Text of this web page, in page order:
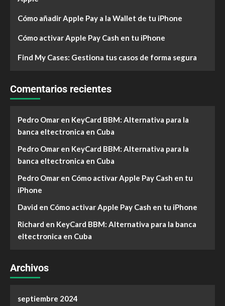
Cómo añadir Apple Pay a la Wallet de tu iPhone
Cómo activar Apple Pay Cash en tu iPhone
Find My Cases: Gestiona tus casos de forma segura
Comentarios recientes
Pedro Omar en KeyCard BBM: Alternativa para la
banca eltectronica en Cuba
Pedro Omar en KeyCard BBM: Alternativa para la
banca eltectronica en Cuba
Pedro Omar en Cómo activar Apple Pay Cash en tu
iPhone
David en Cómo activar Apple Pay Cash en tu iPhone
Richard en KeyCard BBM: Alternativa para la banca
eltectronica en Cuba
Archivos
septiembre 2024